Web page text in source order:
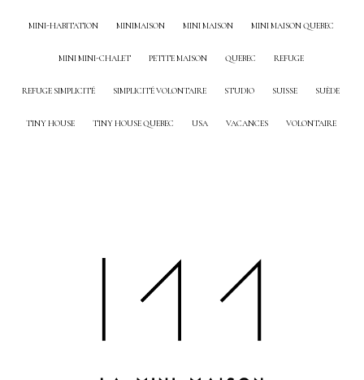
MINI-HABITATION MINIMAISON MINI MAISON MINI MAISON QUEBEC
MINI MINI-CHALET PETITE MAISON QUEBEC REFUGE
REFUGE SIMPLICITÉ SIMPLICITÉ VOLONTAIRE STUDIO SUISSE SUÈDE
TINY HOUSE TINY HOUSE QUEBEC USA VACANCES VOLONTAIRE